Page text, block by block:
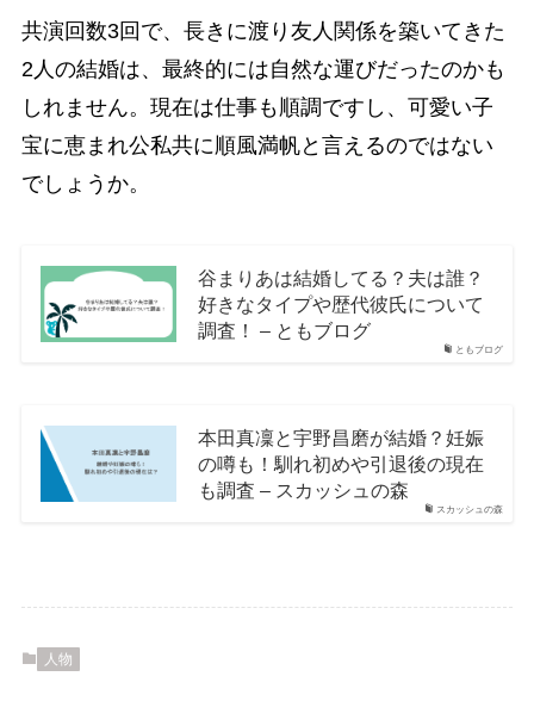
共演回数3回で、長きに渡り友人関係を築いてきた
2人の結婚は、最終的には自然な運びだったのかも
しれません。現在は仕事も順調ですし、可愛い子
宝に恵まれ公私共に順風満帆と言えるのではない
でしょうか。
ともブログ
谷まりあは結婚してる？夫は誰？
好きなタイプや歴代彼氏について
調査！ – ともブログ
スカッシュの森
本田真凜と宇野昌磨が結婚？妊娠
の噂も！馴れ初めや引退後の現在
も調査 – スカッシュの森
人物